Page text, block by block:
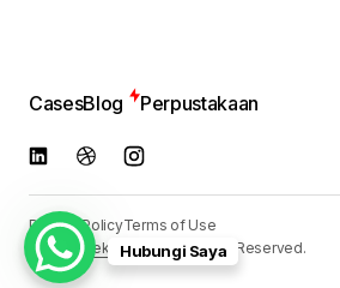
CasesBlog Perpustakaan
Privacy PolicyTerms of Use
© 2024 Reka Media. All Rights Reserved.
Hubungi Saya